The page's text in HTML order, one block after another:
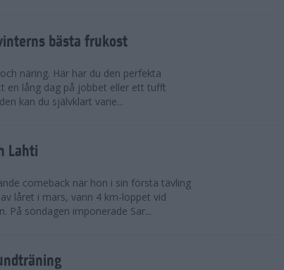
bästa frukost
näring. Här har du den perfekta
en lång dag på jobbet eller ett tufft
kan du självklart varie...
Lahti
comeback när hon i sin första tävling
låret i mars, vann 4 km-loppet vid
På söndagen imponerade Sar...